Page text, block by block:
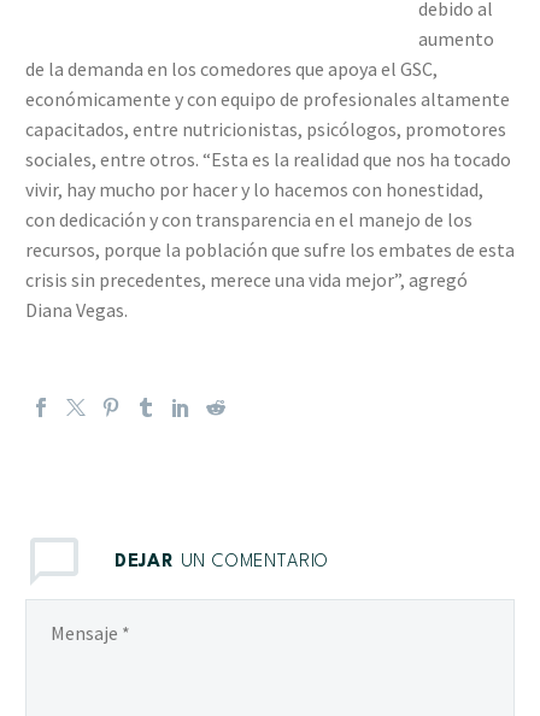
debido al
aumento
de la demanda en los comedores que apoya el GSC,
económicamente y con equipo de profesionales altamente
capacitados, entre nutricionistas, psicólogos, promotores
sociales, entre otros. “Esta es la realidad que nos ha tocado
vivir, hay mucho por hacer y lo hacemos con honestidad,
con dedicación y con transparencia en el manejo de los
recursos, porque la población que sufre los embates de esta
crisis sin precedentes, merece una vida mejor”, agregó
Diana Vegas.
DEJAR UN COMENTARIO